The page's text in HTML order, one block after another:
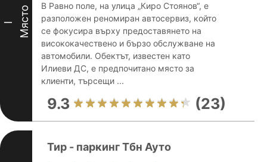
I Място
В Равно поле, на улица „Киро Стоянов“, е
разположен реномиран автосервиз, който
се фокусира върху предоставянето на
висококачествено и бързо обслужване на
автомобили. Обектът, известен като
Илиеви ДС, е предпочитано място за
клиенти, търсещи ...
9.3 (23)
Тир - паркинг Тбн Ауто